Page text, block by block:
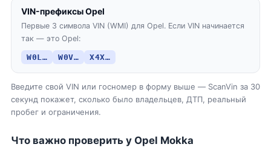
VIN-префиксы Opel
Первые 3 символа VIN (WMI) для Opel. Если VIN начинается
так — это Opel:
W0L… W0V… X4X…
Введите свой VIN или госномер в форму выше — ScanVin за 30
секунд покажет, сколько было владельцев, ДТП, реальный
пробег и ограничения.
Что важно проверить у Opel Mokka